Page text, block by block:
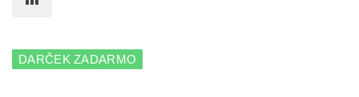
DARČEK ZADARMO